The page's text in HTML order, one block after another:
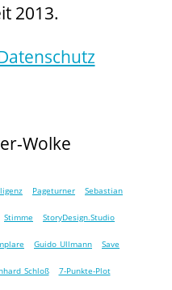
2013.
Wolke
Pageturner Sebastian
Stimme StoryDesign.Studio
Guido Ullmann Save
Schloß 7-Punkte-Plot